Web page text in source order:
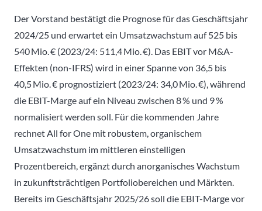
Der Vorstand bestätigt die Prognose für das Geschäftsjahr
2024/25 und erwartet ein Umsatzwachstum auf 525 bis
540 Mio. € (2023/24: 511,4 Mio. €). Das EBIT vor M&A-
Effekten (non-IFRS) wird in einer Spanne von 36,5 bis
40,5 Mio. € prognostiziert (2023/24: 34,0 Mio. €), während
die EBIT-Marge auf ein Niveau zwischen 8 % und 9 %
normalisiert werden soll. Für die kommenden Jahre
rechnet All for One mit robustem, organischem
Umsatzwachstum im mittleren einstelligen
Prozentbereich, ergänzt durch anorganisches Wachstum
in zukunftsträchtigen Portfoliobereichen und Märkten.
Bereits im Geschäftsjahr 2025/26 soll die EBIT-Marge vor